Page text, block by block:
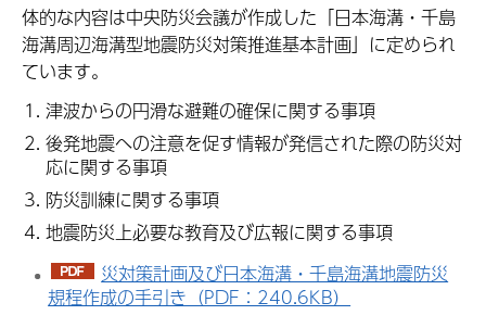
体的な内容は中央防災会議が作成した「日本海溝・千島
海溝周辺海溝型地震防災対策推進基本計画」に定められ
ています。
津波からの円滑な避難の確保に関する事項
後発地震への注意を促す情報が発信された際の防災対
応に関する事項
防災訓練に関する事項
地震防災上必要な教育及び広報に関する事項
災対策計画及び日本海溝・千島海溝地震防災
規程作成の手引き（PDF：240.6KB）